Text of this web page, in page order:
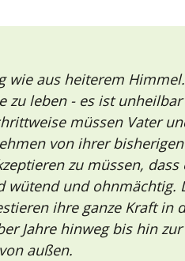
wie aus heiterem
zu leben - es ist unheilbar
müssen Vater
von ihrer
zu müssen,
wütend und
ihre ganze Kraft in
Jahre hinweg bis hin
außen.